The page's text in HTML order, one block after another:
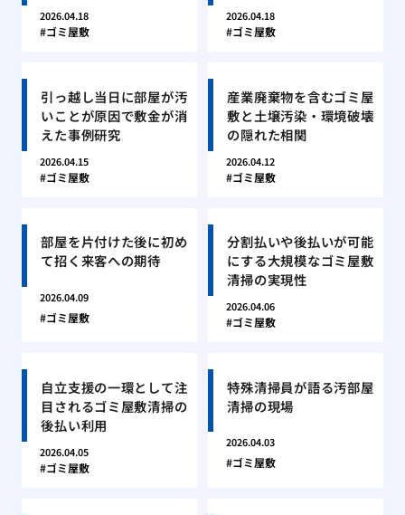
2026.04.18
ゴミ屋敷
2026.04.18
ゴミ屋敷
引っ越し当日に部屋が汚
いことが原因で敷金が消
えた事例研究
2026.04.15
ゴミ屋敷
産業廃棄物を含むゴミ屋
敷と土壌汚染・環境破壊
の隠れた相関
2026.04.12
ゴミ屋敷
部屋を片付けた後に初め
て招く来客への期待
2026.04.09
ゴミ屋敷
分割払いや後払いが可能
にする大規模なゴミ屋敷
清掃の実現性
2026.04.06
ゴミ屋敷
自立支援の一環として注
目されるゴミ屋敷清掃の
後払い利用
2026.04.05
ゴミ屋敷
特殊清掃員が語る汚部屋
清掃の現場
2026.04.03
ゴミ屋敷